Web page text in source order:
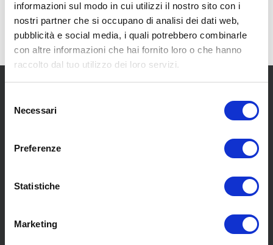
informazioni sul modo in cui utilizzi il nostro sito con i
nostri partner che si occupano di analisi dei dati web,
pubblicità e social media, i quali potrebbero combinarle
con altre informazioni che hai fornito loro o che hanno
raccolto dal tuo utilizzo dei loro servizi.
delNecessari
Preferenze
Statistiche
Marketing